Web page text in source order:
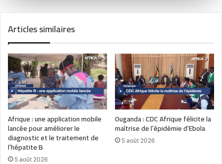
Articles similaires
Afrique : une application mobile
lancée pour améliorer le
diagnostic et le traitement de
l’hépatite B
5 août 2026
Ouganda : CDC Afrique félicite la
maîtrise de l’épidémie d’Ebola
5 août 2026